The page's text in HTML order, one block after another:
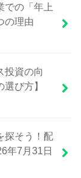
での「年上
の理由
投資の向
び方】
探そう！配
年7月31日